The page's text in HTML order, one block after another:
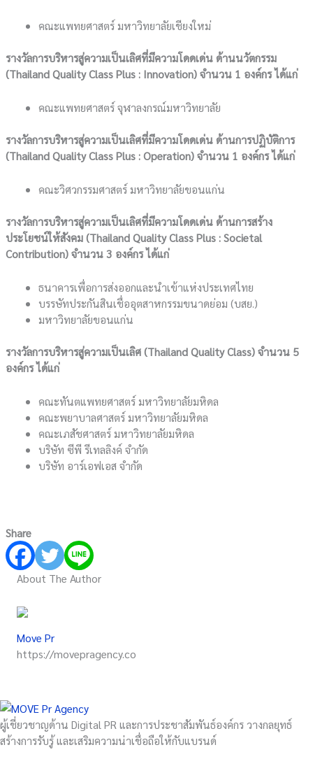
คณะแพทยศาสตร์ มหาวิทยาลัยเชียงใหม่
รางวัลการบริหารสู่ความเป็นเลิศที่มีความโดดเด่น ด้านนวัตกรรม
(Thailand Quality Class Plus : Innovation) จำนวน 1 องค์กร ได้แก่
คณะแพทยศาสตร์ จุฬาลงกรณ์มหาวิทยาลัย
รางวัลการบริหารสู่ความเป็นเลิศที่มีความโดดเด่น ด้านการปฏิบัติการ
(Thailand Quality Class Plus : Operation) จำนวน 1 องค์กร ได้แก่
คณะวิศวกรรมศาสตร์ มหาวิทยาลัยขอนแก่น
รางวัลการบริหารสู่ความเป็นเลิศที่มีความโดดเด่น ด้านการสร้าง
ประโยชน์ให้สังคม (Thailand Quality Class Plus : Societal
Contribution) จำนวน 3 องค์กร ได้แก่
ธนาคารเพื่อการส่งออกและนำเข้าแห่งประเทศไทย
บรรษัทประกันสินเชื่ออุตสาหกรรมขนาดย่อม (บสย.)
มหาวิทยาลัยขอนแก่น
รางวัลการบริหารสู่ความเป็นเลิศ (Thailand Quality Class) จำนวน 5
องค์กร ได้แก่
คณะทันตแพทยศาสตร์ มหาวิทยาลัยมหิดล
คณะพยาบาลศาสตร์ มหาวิทยาลัยมหิดล
คณะเภสัชศาสตร์ มหาวิทยาลัยมหิดล
บริษัท ซีพี รีเทลลิงค์ จำกัด
บริษัท อาร์เอฟเอส จำกัด
Share
About The Author
Move Pr
https://movepragency.co
ผู้เชี่ยวชาญด้าน Digital PR และการประชาสัมพันธ์องค์กร วางกลยุทธ์
สร้างการรับรู้ และเสริมความน่าเชื่อถือให้กับแบรนด์